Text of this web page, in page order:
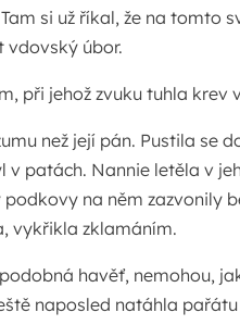
si už říkal, že na tomto
vdovský úbor.
při jehož zvuku tuhla krev
než její pán. Pustila se
v patách. Nannie letěla v
na něm zazvonily
vykřikla zklamáním.
havěť, nemohou,
naposled natáhla